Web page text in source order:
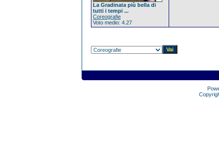
La Gradinata più bella di
tutti i tempi ...
Coreografie
Voto medio: 4.27